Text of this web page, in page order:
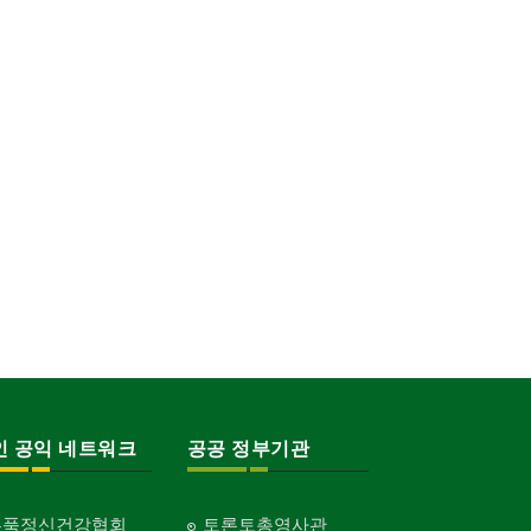
공익 네트워크
정신건강협회
공공 정부기관
토론토총영사관